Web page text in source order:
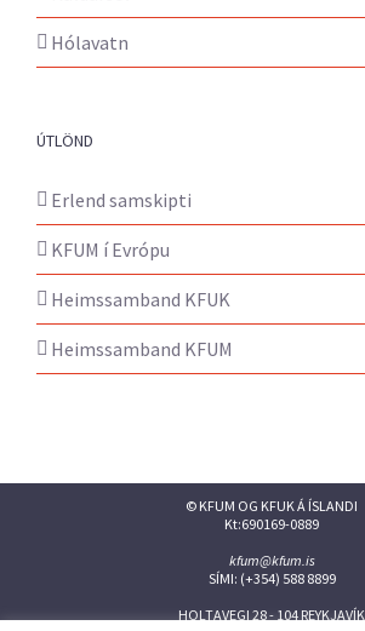
Hólavatn
ÚTLÖND
Erlend samskipti
KFUM í Evrópu
Heimssamband KFUK
Heimssamband KFUM
© KFUM OG KFUK Á ÍSLANDI
Kt:690169-0889
kfum@kfum.is
SÍMI: (+354) 588 8899
HOLTAVEGI 28 - 104 REYKJAVÍK